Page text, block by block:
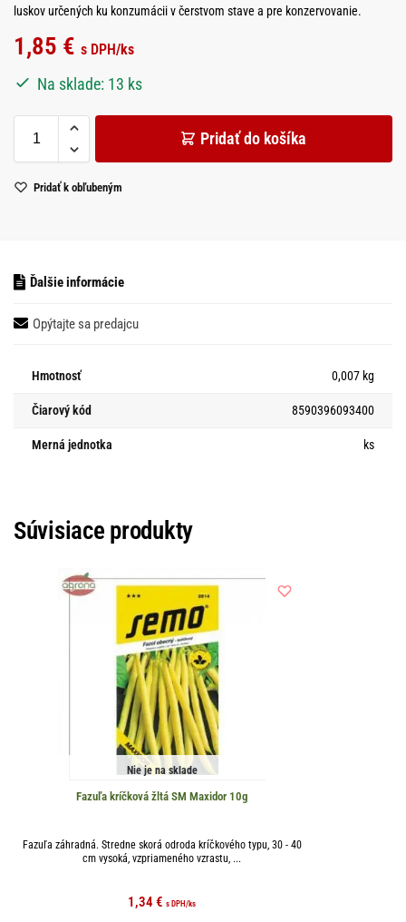
luskov určených ku konzumácii v čerstvom stave a pre konzervovanie.
1,85 € s DPH/ks
Na sklade: 13 ks
Pridať do košíka
Pridať k obľubeným
Ďalšie informácie
Opýtajte sa predajcu
Hmotnosť 0,007 kg
Čiarový kód 8590396093400
Merná jednotka ks
Súvisiace produkty
Nie je na sklade
Fazuľa kríčková žltá SM Maxidor 10g
Fazuľa záhradná. Stredne skorá odroda kríčkového typu, 30 - 40
cm vysoká, vzpriameného vzrastu, ...
1,34€ s DPH/ks